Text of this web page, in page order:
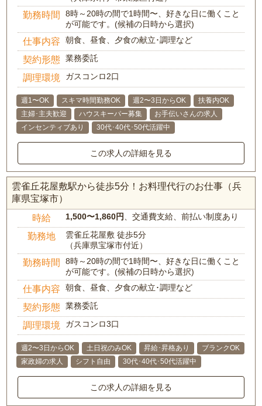
勤務時間
8時～20時の間で1時間〜、好きな日に働くこと
が可能です。(候補の日時から選択)
仕事内容 朝食、昼食、夕食の献立･調理など
契約形態 業務委託
調理環境 ガスコンロ2口
週1〜OK スキマ時間勤務OK 週2〜3日からOK
扶養内OK
主婦･主夫歓迎
ハウスキーパー募集
お手伝いさんの求人
インセンティブあり
30代･40代･50代活躍中
この求人の詳細を見る
雲雀丘花屋敷駅から徒歩5分！お料理代行のお仕事（兵
庫県宝塚市）
時給 1,500〜1,860円 、交通費支給、前払い制度あり
勤務地
雲雀丘花屋敷 徒歩5分
（兵庫県宝塚市付近）
勤務時間
8時～20時の間で1時間〜、好きな日に働くこと
が可能です。(候補の日時から選択)
仕事内容 朝食、昼食、夕食の献立･調理など
契約形態 業務委託
調理環境 ガスコンロ3口
週2〜3日からOK 土日祝のみOK 昇給･昇格あり
ブランクOK
家政婦の求人
シフト自由 30代･40代･50代活躍中
この求人の詳細を見る